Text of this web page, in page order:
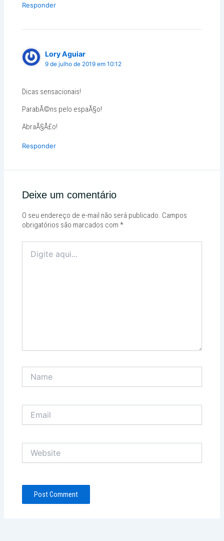
Responder
Lory Aguiar
9 de julho de 2019 em 10:12
Dicas sensacionais!
ParabÃ©ns pelo espaÃ§o!
AbraÃ§Ã£o!
Responder
Deixe um comentário
O seu endereço de e-mail não será publicado. Campos
obrigatórios são marcados com*
aqui...